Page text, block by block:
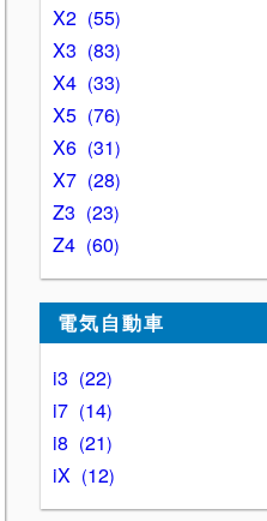
X2
55
X3
83
X4
33
X5
76
X6
31
X7
28
Z3
23
Z4
60
電気自動車
i3
22
i7
14
i8
21
iX
12